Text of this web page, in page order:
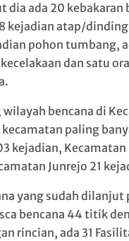
dia ada 20 kebakaran
kejadian atap/
pohon tumbang,
dan satu
bencana di
paling
kejadian, Kecamatan
Junrejo 21
yang sudah dilanjut
bencana 44 titik
rincian, ada 31